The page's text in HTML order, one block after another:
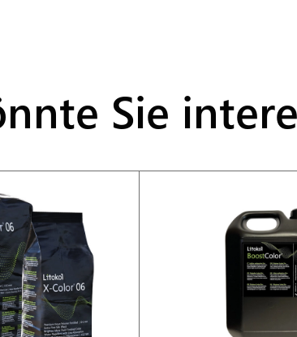
Sie